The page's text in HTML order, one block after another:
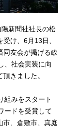
新聞社社長の松
け、6月13日、
同友会が掲げる政
、社会実装に向
きました。
組みをスタート
ードを受賞して
市、倉敷市、真庭